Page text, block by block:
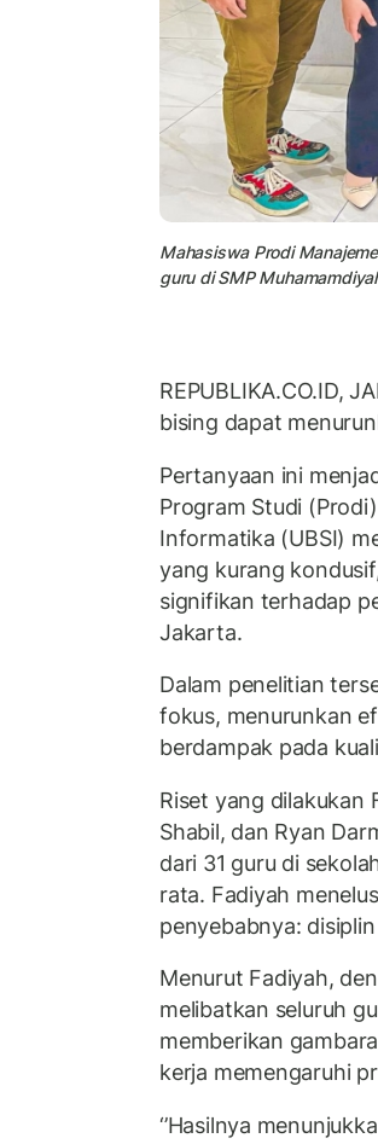
Mahasiswa Prodi
guru di SMP
REPUBLIKA.CO.ID,
bising dapat
Pertanyaan ini
Program Studi
Informatika (UBSI)
yang kurang
signifikan terhadap
Jakarta.
Dalam penelitian
fokus, menurunkan
berdampak pada
Riset yang dilakukan
Shabil, dan Ryan
dari 31 guru di
rata. Fadiyah
penyebabnya:
Menurut Fadiyah,
melibatkan seluruh
memberikan
kerja memengaruhi
‘’Hasilnya